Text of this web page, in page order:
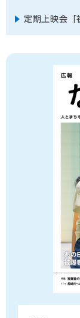
定期上映会「